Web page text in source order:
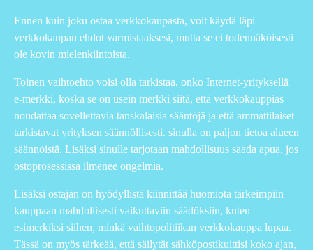
Ennen kuin joku ostaa verkkokaupasta, voit käydä läpi
verkkokaupan ehdot varmistaaksesi, mutta se ei todennäköisesti
ole kovin mielenkiintoista.
Toinen vaihtoehto voisi olla tarkistaa, onko Internet-yrityksellä
e-merkki, koska se on usein merkki siitä, että verkkokauppias
noudattaa sovellettavia tanskalaisia sääntöjä ja että ammattilaiset
tarkistavat yrityksen säännöllisesti. sinulla on paljon tietoa alueen
säännöistä. Lisäksi sinulle tarjotaan mahdollisuus saada apua, jos
ostoprosessissa ilmenee ongelmia.
Lisäksi ostajan on hyödyllistä kiinnittää huomiota tärkeimpiin
kauppaan mahdollisesti vaikuttaviin säädöksiin, kuten
esimerkiksi siihen, minkä vaihtopolitiikan verkkokauppa lupaa.
Tässä on myös tärkeää, että säilytät sähköpostikuittisi koko ajan,